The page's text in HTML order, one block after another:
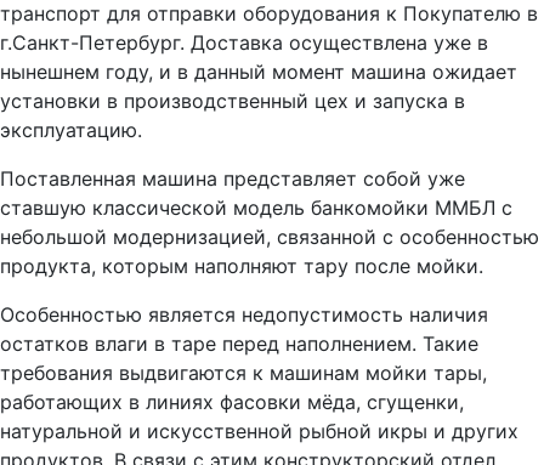
транспорт для отправки оборудования к Покупателю в
г.Санкт-Петербург. Доставка осуществлена уже в
нынешнем году, и в данный момент машина ожидает
установки в производственный цех и запуска в
эксплуатацию.
Поставленная машина представляет собой уже
ставшую классической модель банкомойки ММБЛ с
небольшой модернизацией, связанной с особенностью
продукта, которым наполняют тару после мойки.
Особенностью является недопустимость наличия
остатков влаги в таре перед наполнением. Такие
требования выдвигаются к машинам мойки тары,
работающих в линиях фасовки мёда, сгущенки,
натуральной и искусственной рыбной икры и других
продуктов. В связи с этим конструкторский отдел